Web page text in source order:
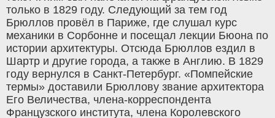
только в 1829 году. Следующий за тем год
Брюллов провёл в Париже, где слушал курс
механики в Сорбонне и посещал лекции Бюона по
истории архитектуры. Отсюда Брюллов ездил в
Шартр и другие города, а также в Англию. В 1829
году вернулся в Санкт-Петербург. «Помпейские
термы» доставили Брюллову звание архитектора
Его Величества, члена-корреспондента
Французского института, члена Королевского